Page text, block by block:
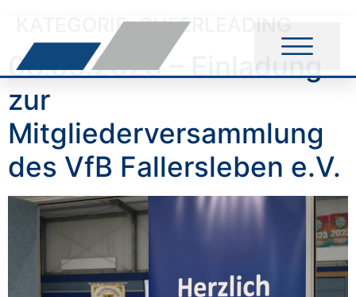
KATEGORIE:CHEERLEADING
08.05.2026 – Einladung
zur
Mitgliederversammlung
des VfB Fallersleben e.V.